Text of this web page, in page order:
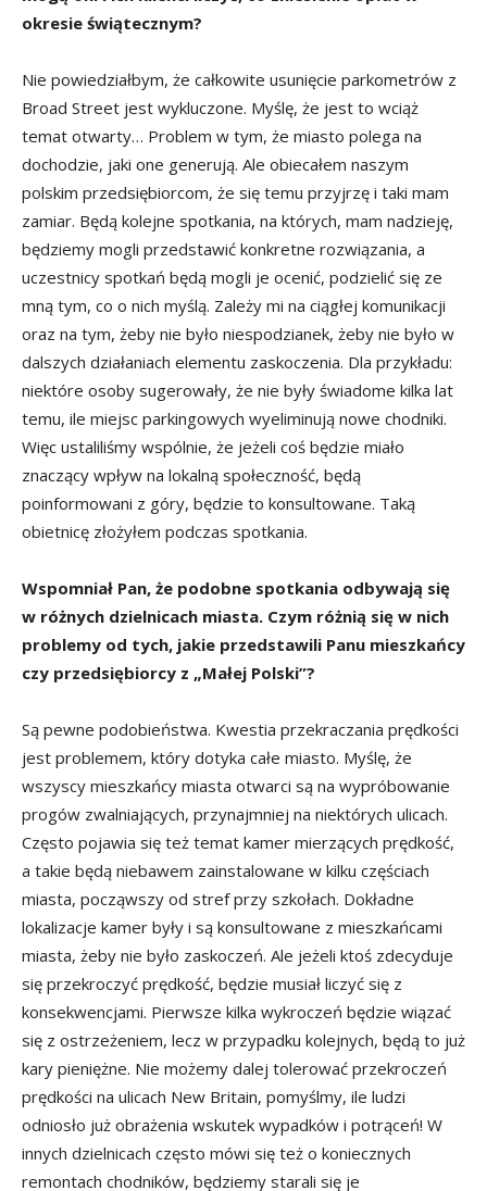
okresie świątecznym?
Nie powiedziałbym, że całkowite usunięcie parkometrów z
Broad Street jest wykluczone. Myślę, że jest to wciąż
temat otwarty… Problem w tym, że miasto polega na
dochodzie, jaki one generują. Ale obiecałem naszym
polskim przedsiębiorcom, że się temu przyjrzę i taki mam
zamiar. Będą kolejne spotkania, na których, mam nadzieję,
będziemy mogli przedstawić konkretne rozwiązania, a
uczestnicy spotkań będą mogli je ocenić, podzielić się ze
mną tym, co o nich myślą. Zależy mi na ciągłej komunikacji
oraz na tym, żeby nie było niespodzianek, żeby nie było w
dalszych działaniach elementu zaskoczenia. Dla przykładu:
niektóre osoby sugerowały, że nie były świadome kilka lat
temu, ile miejsc parkingowych wyeliminują nowe chodniki.
Więc ustaliliśmy wspólnie, że jeżeli coś będzie miało
znaczący wpływ na lokalną społeczność, będą
poinformowani z góry, będzie to konsultowane. Taką
obietnicę złożyłem podczas spotkania.
Wspomniał Pan, że podobne spotkania odbywają się
w różnych dzielnicach miasta. Czym różnią się w nich
problemy od tych, jakie przedstawili Panu mieszkańcy
czy przedsiębiorcy z „Małej Polski”?
Są pewne podobieństwa. Kwestia przekraczania prędkości
jest problemem, który dotyka całe miasto. Myślę, że
wszyscy mieszkańcy miasta otwarci są na wypróbowanie
progów zwalniających, przynajmniej na niektórych ulicach.
Często pojawia się też temat kamer mierzących prędkość,
a takie będą niebawem zainstalowane w kilku częściach
miasta, począwszy od stref przy szkołach. Dokładne
lokalizacje kamer były i są konsultowane z mieszkańcami
miasta, żeby nie było zaskoczeń. Ale jeżeli ktoś zdecyduje
się przekroczyć prędkość, będzie musiał liczyć się z
konsekwencjami. Pierwsze kilka wykroczeń będzie wiązać
się z ostrzeżeniem, lecz w przypadku kolejnych, będą to już
kary pieniężne. Nie możemy dalej tolerować przekroczeń
prędkości na ulicach New Britain, pomyślmy, ile ludzi
odniosło już obrażenia wskutek wypadków i potrąceń! W
innych dzielnicach często mówi się też o koniecznych
remontach chodników, będziemy starali się je